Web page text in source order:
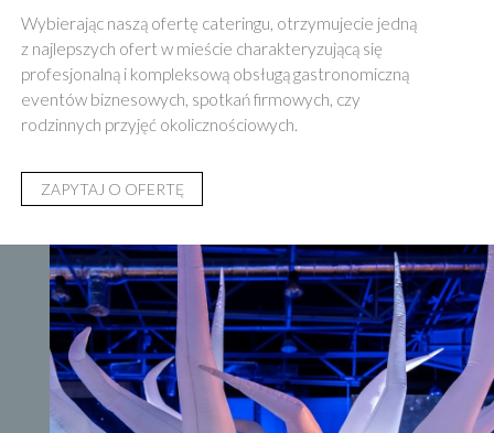
Wybierając naszą ofertę cateringu, otrzymujecie jedną
z najlepszych ofert w mieście charakteryzującą się
profesjonalną i kompleksową obsługą gastronomiczną
eventów biznesowych, spotkań firmowych, czy
rodzinnych przyjęć okolicznościowych.
ZAPYTAJ O OFERTĘ